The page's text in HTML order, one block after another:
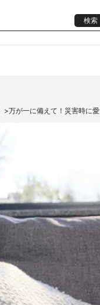
検索
万が一に備えて！災害時に